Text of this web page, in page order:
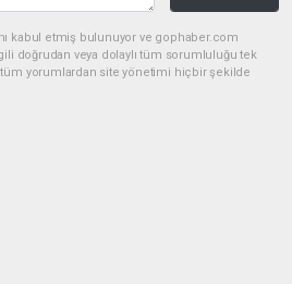
kabul etmiş bulunuyor ve gophaber.com
doğrudan veya dolaylı tüm sorumluluğu tek
tüm yorumlardan site yönetimi hiçbir şekilde